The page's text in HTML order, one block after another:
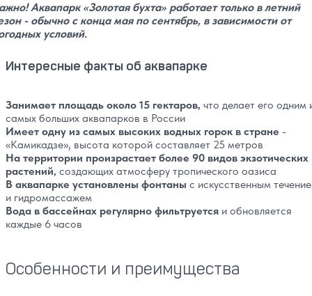
Аквапарк «Золотая бухта» работает только в летний
- обычно с конца мая по сентябрь, в зависимости от
условий.
Интересные факты об аквапарке
Занимает площадь около 15 гектаров, что делает его одним
самых больших аквапарков в России
Имеет одну из самых высоких водных горок в стране -
«Камикадзе», высота которой составляет 25 метров
На территории произрастает более 90 видов экзотических
растений, создающих атмосферу тропического оазиса
В аквапарке установлены фонтаны с искусственным
и гидромассажем
Вода в бассейнах регулярно фильтруется и обновляется
каждые 6 часов
Особенности и преимущества